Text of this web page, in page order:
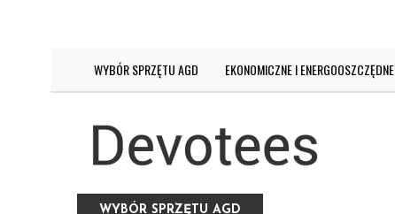
WYBÓR SPRZĘTU AGD EKONOMICZNE I ENERGOOSZCZĘDNE
WYBÓR SPRZĘTU AGD